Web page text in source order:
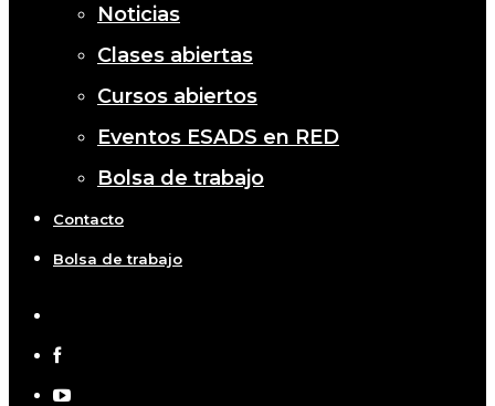
Noticias
Clases abiertas
Cursos abiertos
Eventos ESADS en RED
Bolsa de trabajo
Contacto
Bolsa de trabajo
twitter
facebook
youtube